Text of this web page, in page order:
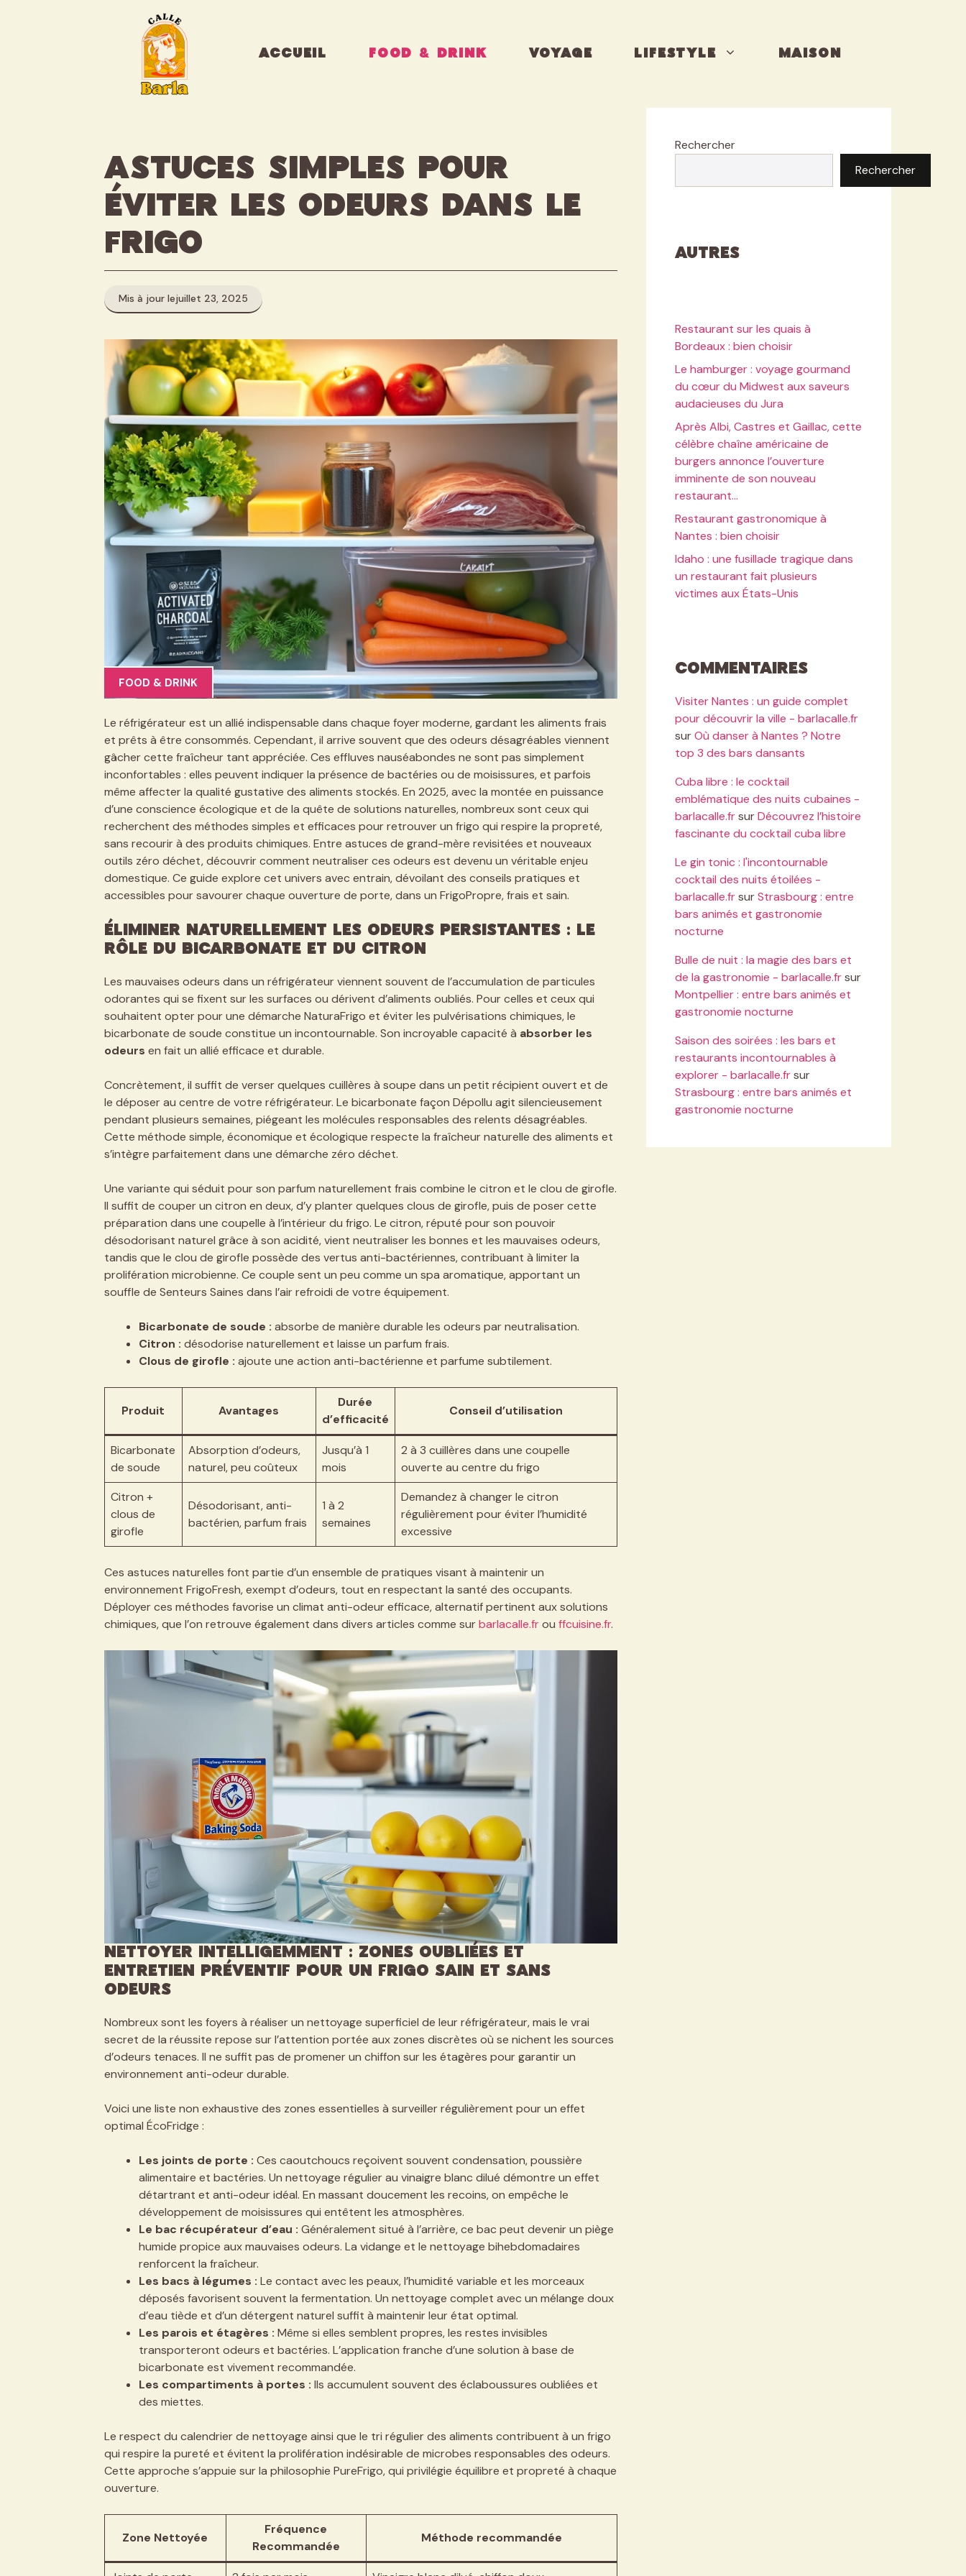
ACCUEIL FOOD & DRINK VOYAGE LIFESTYLE MAISON
Astuces simples pour
éviter les odeurs dans le
frigo
Mis à jour lejuillet 23, 2025
FOOD & DRINK
Le réfrigérateur est un allié indispensable dans chaque foyer moderne, gardant les aliments frais
et prêts à être consommés. Cependant, il arrive souvent que des odeurs désagréables viennent
gâcher cette fraîcheur tant appréciée. Ces effluves nauséabondes ne sont pas simplement
inconfortables : elles peuvent indiquer la présence de bactéries ou de moisissures, et parfois
même affecter la qualité gustative des aliments stockés. En 2025, avec la montée en puissance
d’une conscience écologique et de la quête de solutions naturelles, nombreux sont ceux qui
recherchent des méthodes simples et efficaces pour retrouver un frigo qui respire la propreté,
sans recourir à des produits chimiques. Entre astuces de grand-mère revisitées et nouveaux
outils zéro déchet, découvrir comment neutraliser ces odeurs est devenu un véritable enjeu
domestique. Ce guide explore cet univers avec entrain, dévoilant des conseils pratiques et
accessibles pour savourer chaque ouverture de porte, dans un FrigoPropre, frais et sain.
Éliminer naturellement les odeurs persistantes : le
rôle du bicarbonate et du citron
Les mauvaises odeurs dans un réfrigérateur viennent souvent de l’accumulation de particules
odorantes qui se fixent sur les surfaces ou dérivent d’aliments oubliés. Pour celles et ceux qui
souhaitent opter pour une démarche NaturaFrigo et éviter les pulvérisations chimiques, le
bicarbonate de soude constitue un incontournable. Son incroyable capacité à absorber les
odeurs en fait un allié efficace et durable.
Concrètement, il suffit de verser quelques cuillères à soupe dans un petit récipient ouvert et de
le déposer au centre de votre réfrigérateur. Le bicarbonate façon Dépollu agit silencieusement
pendant plusieurs semaines, piégeant les molécules responsables des relents désagréables.
Cette méthode simple, économique et écologique respecte la fraîcheur naturelle des aliments et
s’intègre parfaitement dans une démarche zéro déchet.
Une variante qui séduit pour son parfum naturellement frais combine le citron et le clou de girofle.
Il suffit de couper un citron en deux, d’y planter quelques clous de girofle, puis de poser cette
préparation dans une coupelle à l’intérieur du frigo. Le citron, réputé pour son pouvoir
désodorisant naturel grâce à son acidité, vient neutraliser les bonnes et les mauvaises odeurs,
tandis que le clou de girofle possède des vertus anti-bactériennes, contribuant à limiter la
prolifération microbienne. Ce couple sent un peu comme un spa aromatique, apportant un
souffle de Senteurs Saines dans l’air refroidi de votre équipement.
Bicarbonate de soude : absorbe de manière durable les odeurs par neutralisation.
Citron : désodorise naturellement et laisse un parfum frais.
Clous de girofle : ajoute une action anti-bactérienne et parfume subtilement.
Produit Avantages
Durée
d’efficacité
Conseil d’utilisation
Bicarbonate
de soude
Absorption d’odeurs,
naturel, peu coûteux
Jusqu’à 1
mois
2 à 3 cuillères dans une coupelle
ouverte au centre du frigo
Citron +
clous de
girofle
Désodorisant, anti-
bactérien, parfum frais
1 à 2
semaines
Demandez à changer le citron
régulièrement pour éviter l’humidité
excessive
Ces astuces naturelles font partie d’un ensemble de pratiques visant à maintenir un
environnement FrigoFresh, exempt d’odeurs, tout en respectant la santé des occupants.
Déployer ces méthodes favorise un climat anti-odeur efficace, alternatif pertinent aux solutions
chimiques, que l’on retrouve également dans divers articles comme surbarlacalle.frou ffcuisine.fr.
Nettoyer intelligemment : zones oubliées et
entretien préventif pour un frigo sain et sans
odeurs
Nombreux sont les foyers à réaliser un nettoyage superficiel de leur réfrigérateur, mais le vrai
secret de la réussite repose sur l’attention portée aux zones discrètes où se nichent les sources
d’odeurs tenaces. Il ne suffit pas de promener un chiffon sur les étagères pour garantir un
environnement anti-odeur durable.
Voici une liste non exhaustive des zones essentielles à surveiller régulièrement pour un effet
optimal ÉcoFridge :
Les joints de porte : Ces caoutchoucs reçoivent souvent condensation, poussière
alimentaire et bactéries. Un nettoyage régulier au vinaigre blanc dilué démontre un effet
détartrant et anti-odeur idéal. En massant doucement les recoins, on empêche le
développement de moisissures qui entêtent les atmosphères.
Le bac récupérateur d’eau : Généralement situé à l’arrière, ce bac peut devenir un piège
humide propice aux mauvaises odeurs. La vidange et le nettoyage bihebdomadaires
renforcent la fraîcheur.
Les bacs à légumes : Le contact avec les peaux, l’humidité variable et les morceaux
déposés favorisent souvent la fermentation. Un nettoyage complet avec un mélange doux
d’eau tiède et d’un détergent naturel suffit à maintenir leur état optimal.
Les parois et étagères : Même si elles semblent propres, les restes invisibles
transporteront odeurs et bactéries. L’application franche d’une solution à base de
bicarbonate est vivement recommandée.
Les compartiments à portes : Ils accumulent souvent des éclaboussures oubliées et
des miettes.
Le respect du calendrier de nettoyage ainsi que le tri régulier des aliments contribuent à un frigo
qui respire la pureté et évitent la prolifération indésirable de microbes responsables des odeurs.
Cette approche s’appuie sur la philosophie PureFrigo, qui privilégie équilibre et propreté à chaque
ouverture.
Zone Nettoyée
Fréquence
Recommandée
Méthode recommandée
Rechercher
Rechercher
Autres
Restaurant sur les quais à
Bordeaux : bien choisir
Le hamburger : voyage gourmand
du cœur du Midwest aux saveurs
audacieuses du Jura
Après Albi, Castres et Gaillac, cette
célèbre chaîne américaine de
burgers annonce l’ouverture
imminente de son nouveau
restaurant…
Restaurant gastronomique à
Nantes : bien choisir
Idaho : une fusillade tragique dans
un restaurant fait plusieurs
victimes aux États-Unis
Commentaires
Visiter Nantes : un guide complet
pour découvrir la ville - barlacalle.fr
surOù danser à Nantes ? Notre
top 3 des bars dansants
Cuba libre : le cocktail
emblématique des nuits cubaines -
barlacalle.frsurDécouvrez l’histoire
fascinante du cocktail cuba libre
Le gin tonic : l'incontournable
cocktail des nuits étoilées -
barlacalle.frsurStrasbourg : entre
bars animés et gastronomie
nocturne
Bulle de nuit : la magie des bars et
de la gastronomie - barlacalle.frsur
Montpellier : entre bars animés et
gastronomie nocturne
Saison des soirées : les bars et
restaurants incontournables à
explorer - barlacalle.frsur
Strasbourg : entre bars animés et
gastronomie nocturne